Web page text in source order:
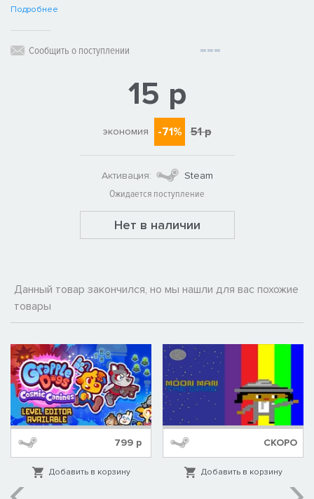
Подробнее
Сообщить о поступлении
15 р
экономия -71% 51 р
Активация:
Steam
Ожидается поступление
Нет в наличии
Данный товар закончился, но мы нашли для вас похожие
товары
799 р
Добавить в корзину
СКОРО
Добавить в корзину